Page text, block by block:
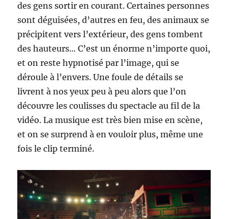
des gens sortir en courant. Certaines personnes
sont déguisées, d’autres en feu, des animaux se
précipitent vers l’extérieur, des gens tombent
des hauteurs… C’est un énorme n’importe quoi,
et on reste hypnotisé par l’image, qui se
déroule à l’envers. Une foule de détails se
livrent à nos yeux peu à peu alors que l’on
découvre les coulisses du spectacle au fil de la
vidéo. La musique est très bien mise en scène,
et on se surprend à en vouloir plus, même une
fois le clip terminé.